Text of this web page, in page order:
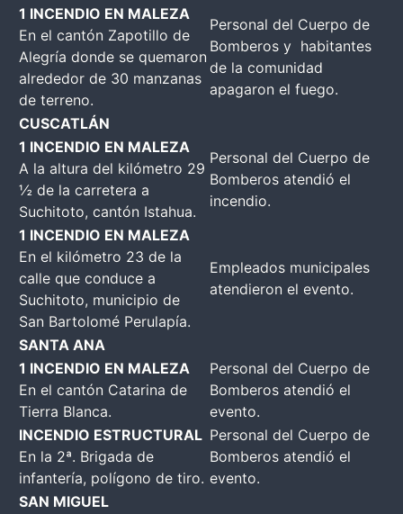
1 INCENDIO EN MALEZA
En el cantón Zapotillo de
Alegría donde se quemaron
alrededor de 30 manzanas
de terreno.
Personal del Cuerpo de
Bomberos y habitantes
de la comunidad
apagaron el fuego.
CUSCATLÁN
1 INCENDIO EN MALEZA
A la altura del kilómetro 29
½ de la carretera a
Suchitoto, cantón Istahua.
Personal del Cuerpo de
Bomberos atendió el
incendio.
1 INCENDIO EN MALEZA
En el kilómetro 23 de la
calle que conduce a
Suchitoto, municipio de
San Bartolomé Perulapía.
Empleados municipales
atendieron el evento.
SANTA ANA
1 INCENDIO EN MALEZA
En el cantón Catarina de
Tierra Blanca.
Personal del Cuerpo de
Bomberos atendió el
evento.
INCENDIO ESTRUCTURAL
En la 2ª. Brigada de
infantería, polígono de tiro.
Personal del Cuerpo de
Bomberos atendió el
evento.
SAN MIGUEL